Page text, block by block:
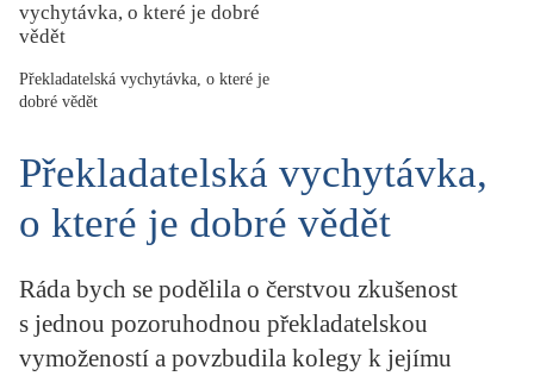
SPISOVATELÉ
KNIHY
LITERATURY
KATEGORIE
STUDIE
KRITIKA PŘEKLADU
UKÁZKA
Překladatelská vychytávka, o které je
dobré vědět
Překladatelská vychytávka,
o které je dobré vědět
Ráda bych se podělila o čerstvou zkušenost
s jednou pozoruhodnou překladatelskou
vymožeností a povzbudila kolegy k jejímu